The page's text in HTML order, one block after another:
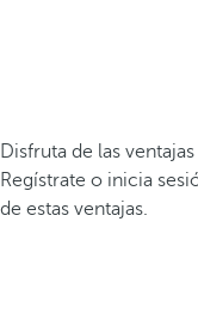
Disfruta de las
Regístrate o inicia
de estas ventajas.